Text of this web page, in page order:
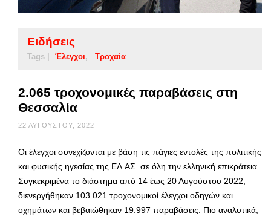
Ειδήσεις
Tags | Έλεγχοι Τροχαία
2.065 τροχονομικές παραβάσεις στη
Θεσσαλία
22 ΑΥΓΟΎΣΤΟΥ, 2022
Οι έλεγχοι συνεχίζονται με βάση τις πάγιες εντολές της πολιτικής
και φυσικής ηγεσίας της ΕΛ.ΑΣ. σε όλη την ελληνική επικράτεια.
Συγκεκριμένα το διάστημα από 14 έως 20 Αυγούστου 2022,
διενεργήθηκαν 103.021 τροχονομικοί έλεγχοι οδηγών και
οχημάτων και βεβαιώθηκαν 19.997 παραβάσεις. Πιο αναλυτικά,